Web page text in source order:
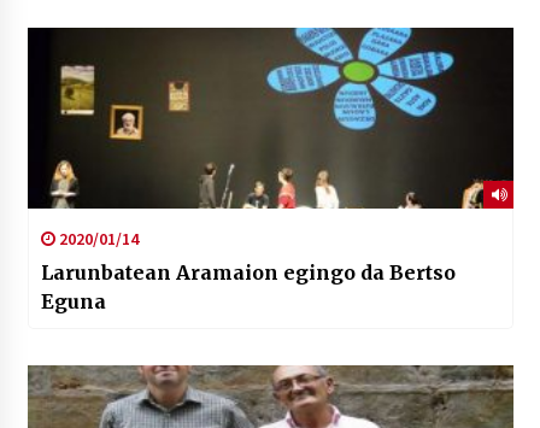
2020/01/14
Larunbatean Aramaion egingo da Bertso
Eguna